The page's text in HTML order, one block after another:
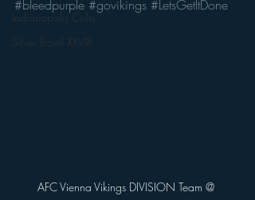
Indianapolis Colts
Silver Bowl XXVIII
#bleedpurple #govikings #LetsGetItDone
AFC Vienna Vikings DIVISION Team @